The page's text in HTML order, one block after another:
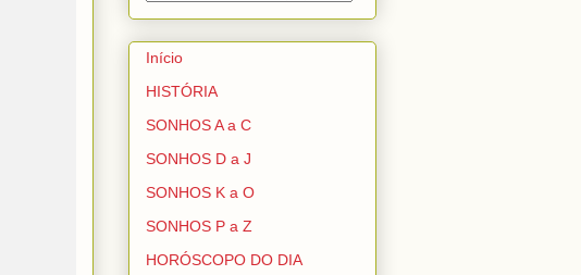
Início
HISTÓRIA
SONHOS A a C
SONHOS D a J
SONHOS K a O
SONHOS P a Z
HORÓSCOPO DO DIA